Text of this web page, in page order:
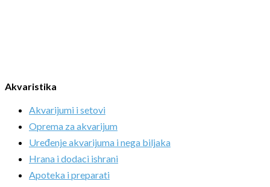
Akvaristika
Akvarijumi i setovi
Oprema za akvarijum
Uređenje akvarijuma i nega biljaka
Hrana i dodaci ishrani
Apoteka i preparati